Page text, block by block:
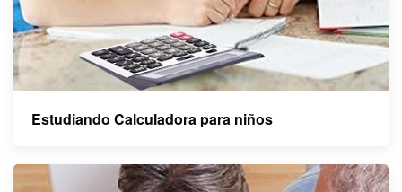
Estudiando Calculadora para niños